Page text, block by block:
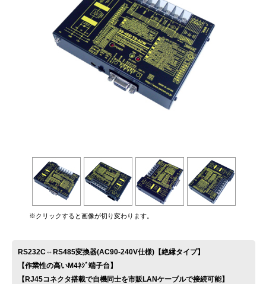
会社情報
お問い合わせ
※クリックすると画像が切り変わります。
RS232C⇔RS485変換器(AC90-240V仕様)【絶縁タイプ】
【作業性の高いM4ﾈｼﾞ端子台】
【RJ45コネクタ搭載で自機同士を市販LANケーブルで接続可能】